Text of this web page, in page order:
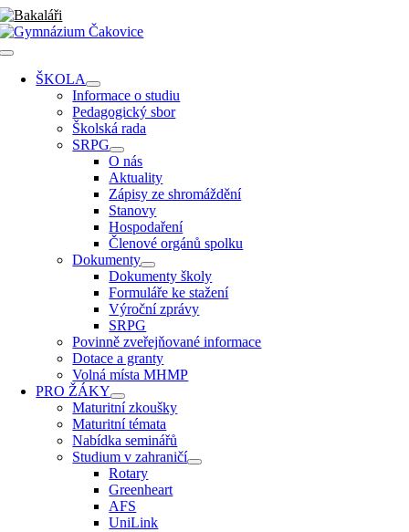
Přeskočit
na
obsah
Toggle
NavigationŠKOLA
Informace o studiu
Pedagogický sbor
Školská rada
SRPG
O nás
Aktuality
Zápisy ze shromáždění
Stanovy
Hospodaření
Členové orgánů spolku
Dokumenty
Dokumenty školy
Formuláře ke stažení
Výroční zprávy
SRPG
Povinně zveřejňované informace
Dotace a granty
Volná místa MHMP
PRO ŽÁKY
Maturitní zkoušky
Maturitní témata
Nabídka seminářů
Studium v zahraničí
Rotary
Greenheart
AFS
UniLink